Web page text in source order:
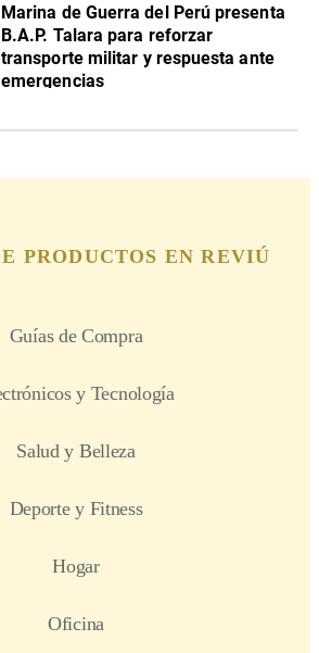
Marina de Guerra del Perú presenta
B.A.P. Talara para reforzar
transporte militar y respuesta ante
emergencias